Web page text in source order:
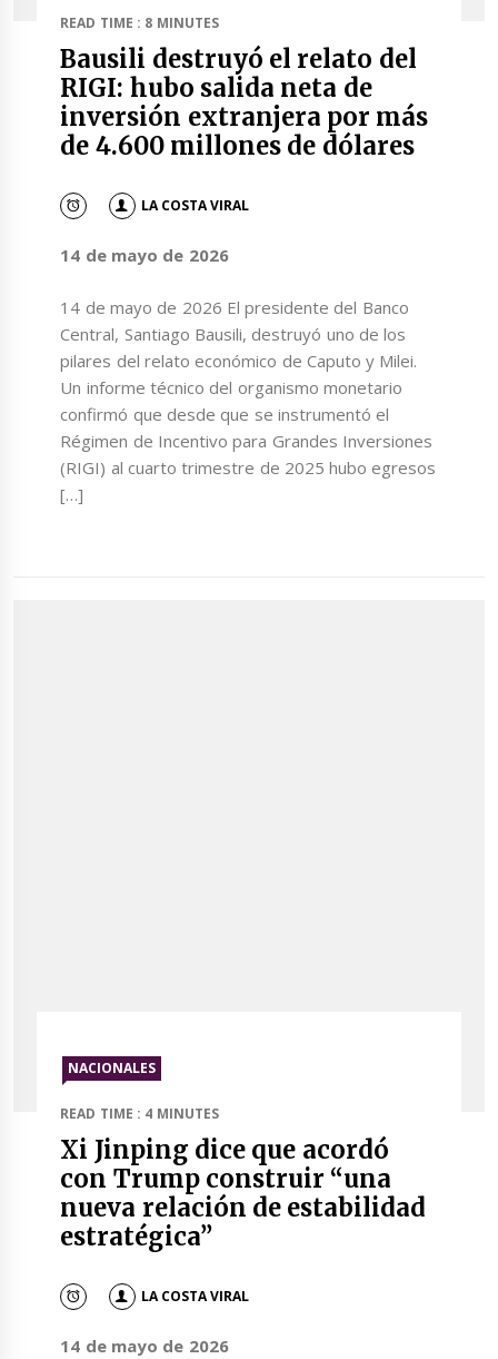
READ TIME : 8 MINUTES
Bausili destruyó el relato del
RIGI: hubo salida neta de
inversión extranjera por más
de 4.600 millones de dólares
LA COSTA VIRAL
14 de mayo de 2026
14 de mayo de 2026 El presidente del Banco
Central, Santiago Bausili, destruyó uno de los
pilares del relato económico de Caputo y Milei.
Un informe técnico del organismo monetario
confirmó que desde que se instrumentó el
Régimen de Incentivo para Grandes Inversiones
(RIGI) al cuarto trimestre de 2025 hubo egresos
[…]
NACIONALES
READ TIME : 4 MINUTES
Xi Jinping dice que acordó
con Trump construir “una
nueva relación de estabilidad
estratégica”
LA COSTA VIRAL
14 de mayo de 2026